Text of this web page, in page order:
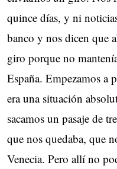
quince días, y ni
banco y nos dicen que
giro porque no
España. Empezamos a
era una situación
sacamos un pasaje de
que nos quedaba, que
Venecia. Pero allí no